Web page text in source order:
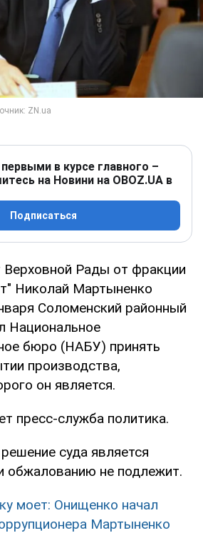
в курсе главного –
на Новини на OBOZ.UA в
Подписаться
Рады от фракции
Николай Мартыненко
Соломенский районный
Национальное
бюро (НАБУ) принять
производства,
он является.
пресс-служба политика.
суда является
обжалованию не подлежит.
моет: Онищенко начал
Мартыненко